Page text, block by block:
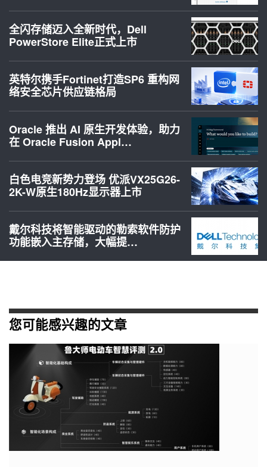
全闪存储迈入全新时代，Dell
PowerStore Elite正式上市
英特尔携手Fortinet打造SP6 重构网
络安全芯片供应链格局
Oracle 推出 AI 原生开发体验，助力
在 Oracle Fusion Appl…
白色电竞新势力登场 优派VX25G26-
2K-W原生180Hz显示器上市
戴尔科技将智能驱动的勒索软件防护
功能嵌入主存储，大幅提…
您可能感兴趣的文章